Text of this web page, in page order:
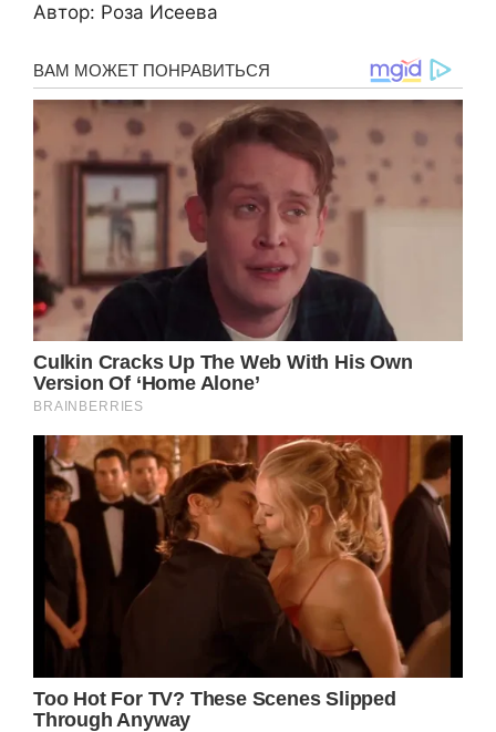
Автор: Роза Исеева